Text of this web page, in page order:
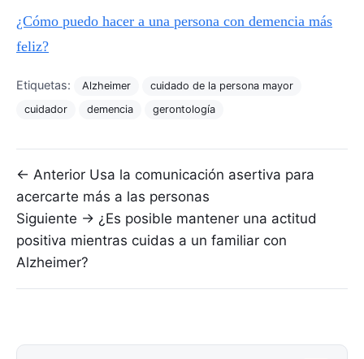
¿Cómo puedo hacer a una persona con demencia más
feliz?
Etiquetas: Alzheimer
cuidado de la persona mayor
cuidador
demencia gerontología
Navegación de entradas
← Anterior Usa la comunicación asertiva para
acercarte más a las personas
Siguiente → ¿Es posible mantener una actitud
positiva mientras cuidas a un familiar con
Alzheimer?